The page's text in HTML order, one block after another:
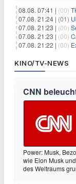
08.08. 07:41 | (00)
07.08. 21:24 | (01)
07.08. 21:23 | (00)
07.08. 21:23 | (00)
07.08. 21:22 | (00)
KINO/TV-NEWS
CNN
Power: Musk,
wie Elon Musk
des Weltraums